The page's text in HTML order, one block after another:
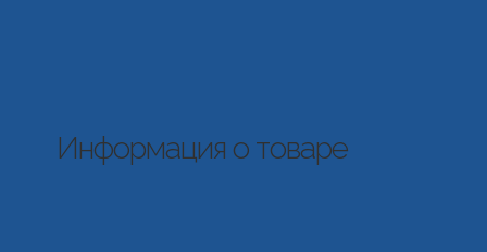
Информация о товаре